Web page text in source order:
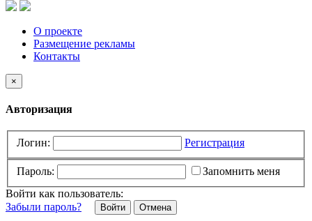
О проекте
Размещение рекламы
Контакты
×
Авторизация
Логин: Регистрация
Пароль:
Запомнить меня
Войти как пользователь:
Забыли пароль?
Отмена